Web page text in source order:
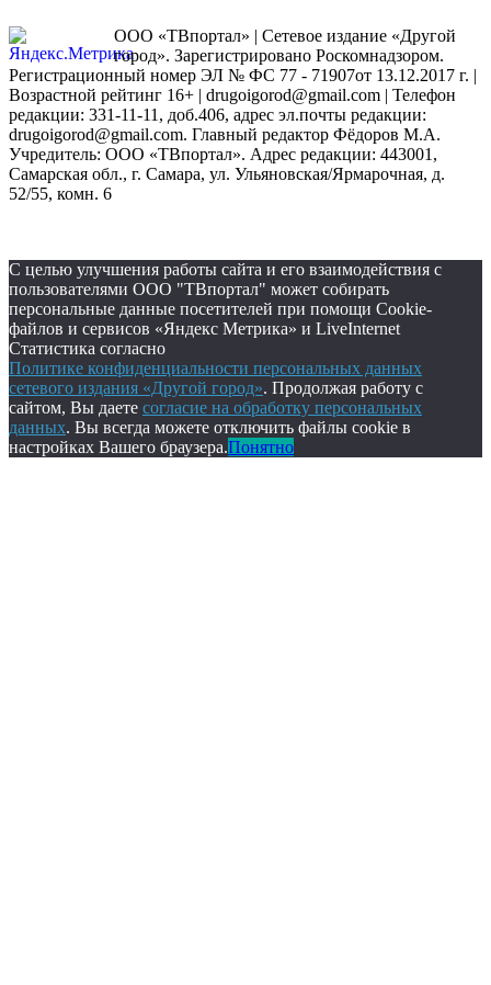
ООО «ТВпортал» | Сетевое издание «Другой
город». Зарегистрировано Роскомнадзором.
Регистрационный номер ЭЛ № ФС 77 - 71907от 13.12.2017 г. |
Возрастной рейтинг 16+ | drugoigorod@gmail.com | Телефон
редакции: 331-11-11, доб.406, адрес эл.почты редакции:
drugoigorod@gmail.com. Главный редактор Фёдоров М.А.
Учредитель: ООО «ТВпортал». Адрес редакции: 443001,
Самарская обл., г. Самара, ул. Ульяновская/Ярмарочная, д.
52/55, комн. 6
С целью улучшения работы сайта и его взаимодействия с
пользователями ООО "ТВпортал" может собирать
персональные данные посетителей при помощи Cookie-
файлов и сервисов «Яндекс Метрика» и LiveInternet
Статистика согласно
Политике конфиденциальности персональных данных
сетевого издания «Другой город». Продолжая работу с
сайтом, Вы даете согласие на обработку персональных
данных. Вы всегда можете отключить файлы cookie в
настройках Вашего браузера.Понятно